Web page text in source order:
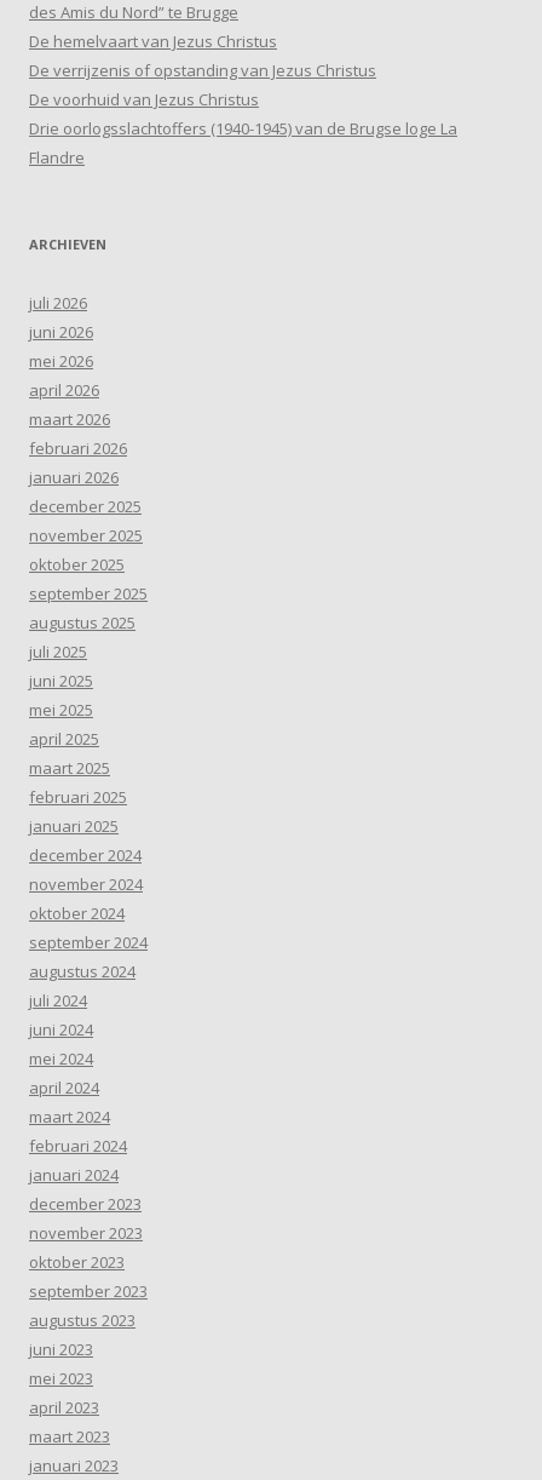
des Amis du Nord” te Brugge
De hemelvaart van Jezus Christus
De verrijzenis of opstanding van Jezus Christus
De voorhuid van Jezus Christus
Drie oorlogsslachtoffers (1940-1945) van de Brugse loge La
Flandre
ARCHIEVEN
juli 2026
juni 2026
mei 2026
april 2026
maart 2026
februari 2026
januari 2026
december 2025
november 2025
oktober 2025
september 2025
augustus 2025
juli 2025
juni 2025
mei 2025
april 2025
maart 2025
februari 2025
januari 2025
december 2024
november 2024
oktober 2024
september 2024
augustus 2024
juli 2024
juni 2024
mei 2024
april 2024
maart 2024
februari 2024
januari 2024
december 2023
november 2023
oktober 2023
september 2023
augustus 2023
juni 2023
mei 2023
april 2023
maart 2023
januari 2023